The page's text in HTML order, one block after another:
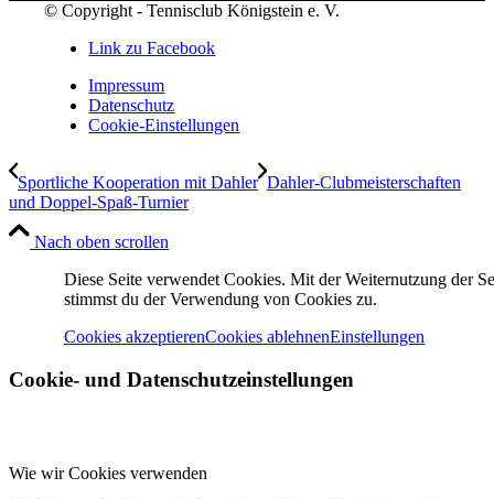
© Copyright - Tennisclub Königstein e. V.
Link zu Facebook
Impressum
Datenschutz
Cookie-Einstellungen
Sportliche Kooperation mit Dahler Dahler-Clubmeisterschaften
und Doppel-Spaß-Turnier
Nach oben scrollen
Diese Seite verwendet Cookies. Mit der Weiternutzung der
stimmst du der Verwendung von Cookies zu.
Cookies akzeptierenCookies ablehnenEinstellungen
Cookie- und Datenschutzeinstellungen
Wie wir Cookies verwenden